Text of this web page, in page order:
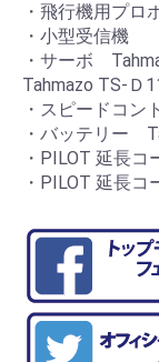
・飛行機用プロ
・小型受信機
・サーボ
Tahmazo TS-Ｄ
・スピードコ
・バッテリー
・PILOT 延長
・PILOT 延長